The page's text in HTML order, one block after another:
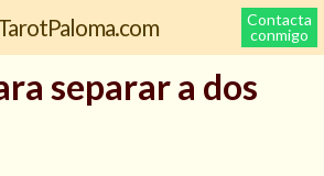
Contacta
conmigo
separar a dos